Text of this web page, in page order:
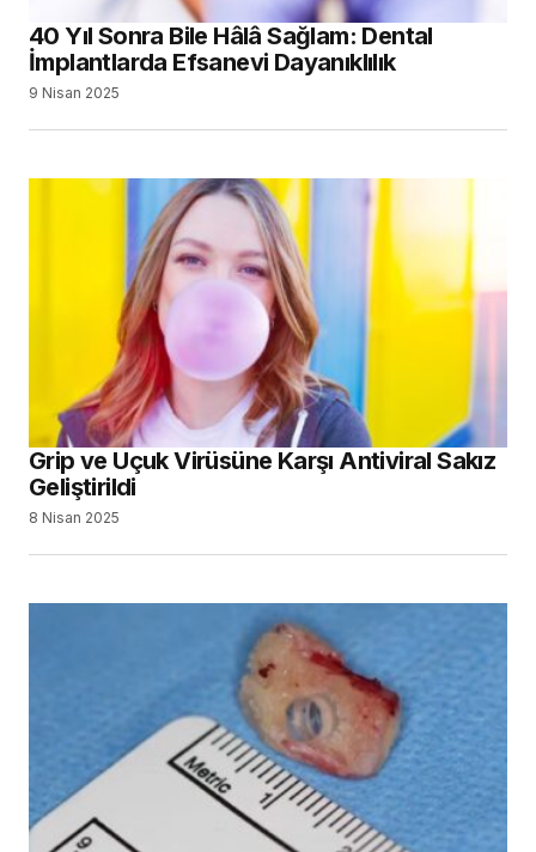
40 Yıl Sonra Bile Hâlâ Sağlam: Dental
İmplantlarda Efsanevi Dayanıklılık
9 Nisan 2025
Grip ve Uçuk Virüsüne Karşı Antiviral Sakız
Geliştirildi
8 Nisan 2025